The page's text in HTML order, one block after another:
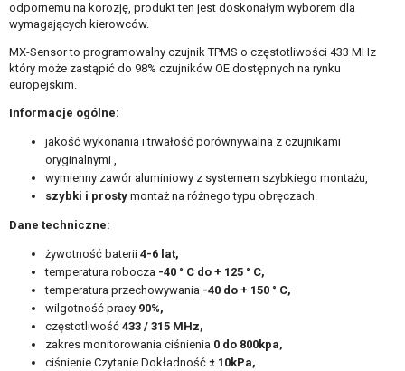
odpornemu na korozję, produkt ten jest doskonałym wyborem dla
wymagających kierowców.
MX-Sensor to programowalny czujnik TPMS o częstotliwości 433 MHz
który może zastąpić do 98% czujników OE dostępnych na rynku
europejskim.
Informacje ogólne:
jakość wykonania i trwałość porównywalna z czujnikami
oryginalnymi ,
wymienny zawór aluminiowy z systemem szybkiego montażu,
szybki i prosty montaż na różnego typu obręczach.
Dane techniczne:
żywotność baterii 4-6 lat,
temperatura robocza -40 ° C do + 125 ° C,
temperatura przechowywania -40 do + 150 ° C,
wilgotność pracy 90%,
częstotliwość 433 / 315 MHz,
zakres monitorowania ciśnienia 0 do 800kpa,
ciśnienie Czytanie Dokładność ± 10kPa,